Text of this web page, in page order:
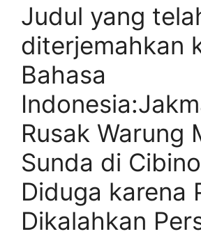
Judul yang
diterjemahkan
Bahasa
Rusak Warung
Sunda di
Diduga karena
Dikalahkan